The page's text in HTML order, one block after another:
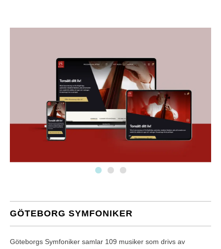
GÖTEBORG SYMFONIKER
Göteborgs Symfoniker samlar 109 musiker som drivs av